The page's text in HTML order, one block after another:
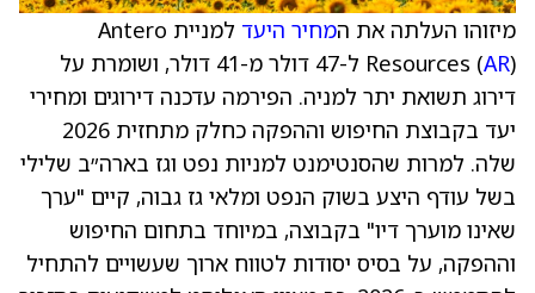
מיזוהו העלתה את המחיר היעד
למניית Antero
Resources (AR
) ל-47 דולר מ-41 דולר, ושומרת על
דירוג תשואת יתר למניה. הפירמה עדכנה דירוגים ומחירי
יעד בקבוצת החיפוש וההפקה כחלק מתחזית 2026
שלה. למרות שהסנטימנט למניות נפט וגז בארה״ב שלילי
בשל עודף היצע בשוק הנפט ומלאי גז גבוה, קיים "ערך
שאינו מוערך דיו" בקבוצה, במיוחד בתחום החיפוש
וההפקה, על בסיס יסודות לטווח ארוך שעשויים להתחיל